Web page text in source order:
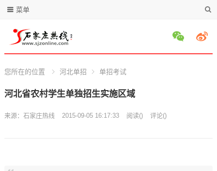
菜单
您所在的位置 河北单招 单招考试
河北省农村学生单独招生实施区域
来源： 石家庄热线 2015-09-05 16:17:33 阅读() 评论()